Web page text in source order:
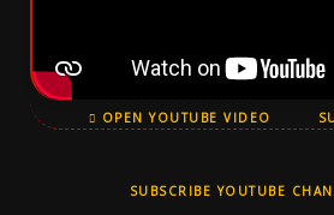
OPEN YOUTUBE VIDEO
SUBSCRIBE YOUTUBE